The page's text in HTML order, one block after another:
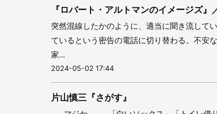
『ロバート・アルトマンのイメージズ
突然混線したかのように、適当に聞き流して
ているという密告の電話に切り替わる。不安
家...
2024-05-02 17:44
片山慎三『さがす』